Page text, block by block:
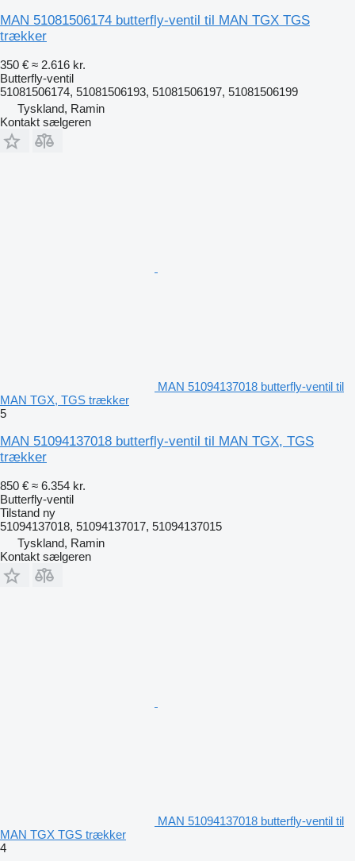
MAN 51081506174 butterfly-ventil til MAN TGX TGS
trækker
350 € ≈ 2.616 kr.
Butterfly-ventil
51081506174, 51081506193, 51081506197, 51081506199
Tyskland, Ramin
Kontakt sælgeren
MAN 51094137018 butterfly-ventil til
MAN TGX, TGS trækker
5
MAN 51094137018 butterfly-ventil til MAN TGX, TGS
trækker
850 € ≈ 6.354 kr.
Butterfly-ventil
Tilstand ny
51094137018, 51094137017, 51094137015
Tyskland, Ramin
Kontakt sælgeren
MAN 51094137018 butterfly-ventil til
MAN TGX TGS trækker
4